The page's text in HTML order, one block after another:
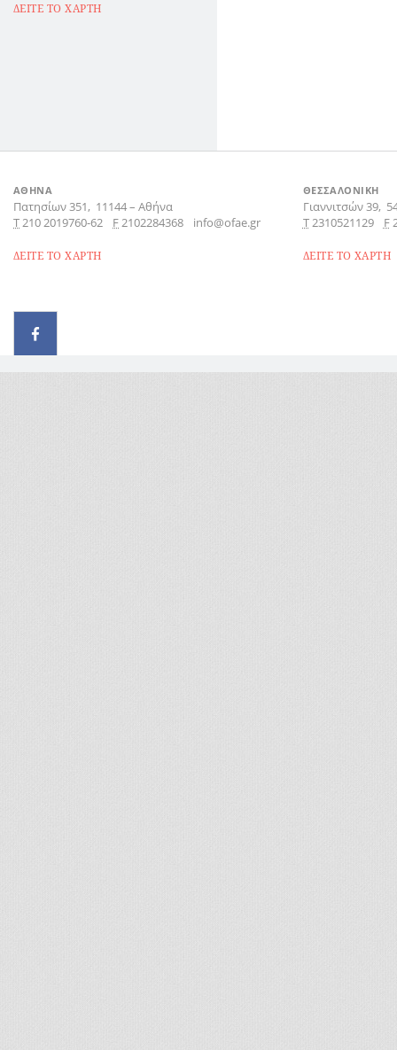
ΔΕΙΤΕ ΤΟ ΧΑΡΤΗ
ΑΘΗΝΑ
Πατησίων 351, 11144– Αθήνα
Τ210 2019760-62 F2102284368 info@ofae.gr
ΔΕΙΤΕ ΤΟ ΧΑΡΤΗ
ΘΕΣΣΑΛΟΝΙΚΗ
Γιαννιτσών 39,
Τ2310521129 F
ΔΕΙΤΕ ΤΟ ΧΑΡΤΗ